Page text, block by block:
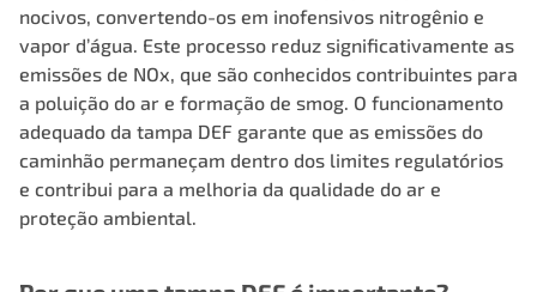
nocivos, convertendo-os em inofensivos nitrogênio e
vapor d’água. Este processo reduz significativamente as
emissões de NOx, que são conhecidos contribuintes para
a poluição do ar e formação de smog. O funcionamento
adequado da tampa DEF garante que as emissões do
caminhão permaneçam dentro dos limites regulatórios
e contribui para a melhoria da qualidade do ar e
proteção ambiental.